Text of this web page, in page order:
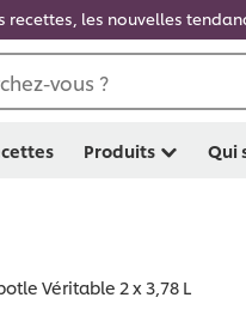
recettes, les nouvelles
vous ?
Produits Qui
Véritable 2 x 3,78 L